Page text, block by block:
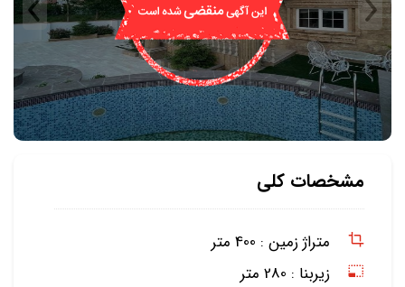
مشخصات کلی
متراژ زمین : 400 متر
زیربنا : 280 متر